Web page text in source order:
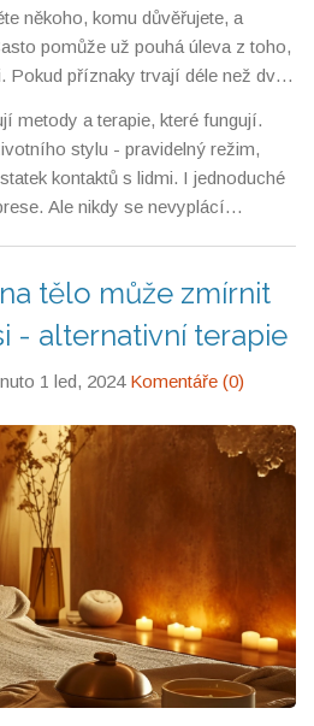
někoho, komu důvěřujete, a
pomůže už pouhá úleva z toho,
Pokud příznaky trvají déle než dva
pomůže najít cestu, jak situaci
metody a terapie, které fungují.
stylu - pravidelný režim,
kontaktů s lidmi. I jednoduché
Ale nikdy se nevyplácí
tělo může zmírnit
- alternativní terapie
Zapnuto 1 led, 2024 Komentáře (0)